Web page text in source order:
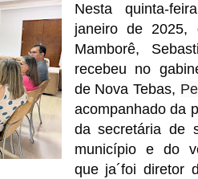
Nesta quinta-
janeiro de 2025,
Mamborê,
recebeu no
de Nova Tebas,
acompanhado da
da secretária de
município e do
que ja´foi diretor